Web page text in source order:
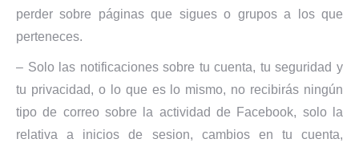
perder sobre páginas que sigues o grupos a los que
perteneces.
– Solo las notificaciones sobre tu cuenta, tu seguridad y
tu privacidad, o lo que es lo mismo, no recibirás ningún
tipo de correo sobre la actividad de Facebook, solo la
relativa a inicios de sesion, cambios en tu cuenta,